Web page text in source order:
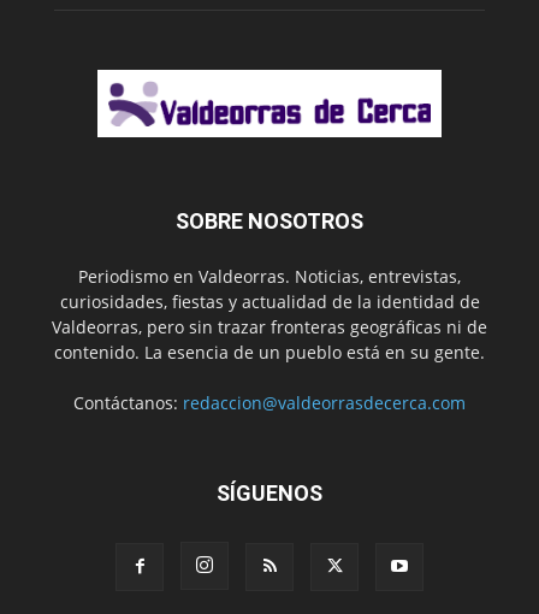
SOBRE NOSOTROS
Periodismo en Valdeorras. Noticias, entrevistas,
curiosidades, fiestas y actualidad de la identidad de
Valdeorras, pero sin trazar fronteras geográficas ni de
contenido. La esencia de un pueblo está en su gente.
Contáctanos: redaccion@valdeorrasdecerca.com
SÍGUENOS